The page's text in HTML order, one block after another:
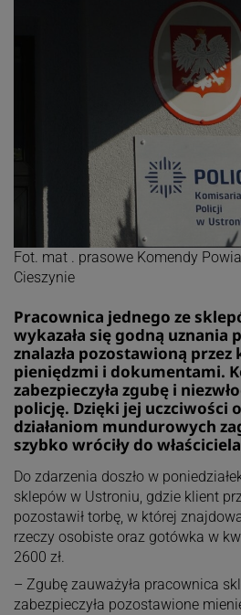
Fot. mat . prasowe Komendy
Cieszynie
Pracownica jednego ze
wykazała się godną uznania
znalazła pozostawioną
pieniędzmi i dokumentami.
zabezpieczyła zgubę i
policję. Dzięki jej uczciwości
działaniom mundurowych
szybko wróciły do
Do zdarzenia doszło w
sklepów w Ustroniu, gdzie klient
pozostawił torbę, w której
rzeczy osobiste oraz gotówka w
2600 zł.
– Zgubę zauważyła pracownica
zabezpieczyła pozostawione